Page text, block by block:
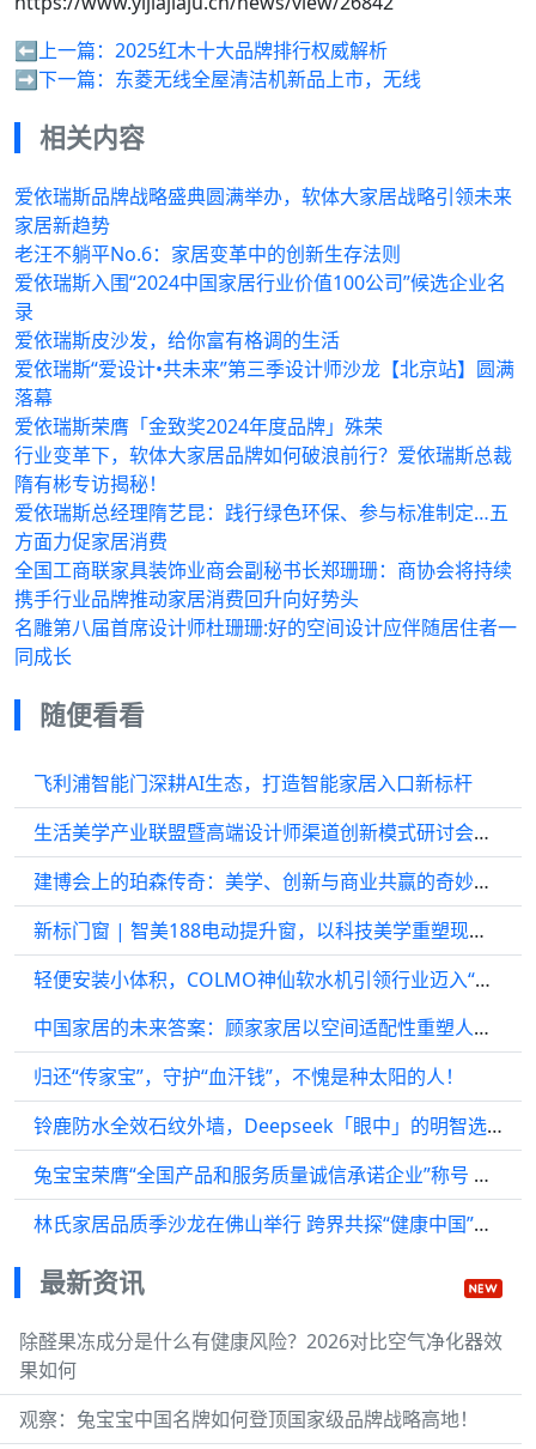
⬅️上一篇： 2025红木十大品牌排行权威解析
➡️下一篇： 东菱无线全屋清洁机新品上市，无线
相关内容
爱依瑞斯品牌战略盛典圆满举办，软体大家居战略引领未来
家居新趋势
老汪不躺平No.6：家居变革中的创新生存法则
爱依瑞斯入围“2024中国家居行业价值100公司”候选企业名
录
爱依瑞斯皮沙发，给你富有格调的生活
爱依瑞斯“爱设计•共未来”第三季设计师沙龙【北京站】圆满
落幕
爱依瑞斯荣膺「金致奖2024年度品牌」殊荣
行业变革下，软体大家居品牌如何破浪前行？爱依瑞斯总裁
隋有彬专访揭秘！
爱依瑞斯总经理隋艺昆：践行绿色环保、参与标准制定…五
方面力促家居消费
全国工商联家具装饰业商会副秘书长郑珊珊：商协会将持续
携手行业品牌推动家居消费回升向好势头
名雕第八届首席设计师杜珊珊:好的空间设计应伴随居住者一
同成长
随便看看
飞利浦智能门深耕AI生态，打造智能家居入口新标杆
生活美学产业联盟暨高端设计师渠道创新模式研讨会圆满举行！
建博会上的珀森传奇：美学、创新与商业共赢的奇妙融合
新标门窗 | 智美188电动提升窗，以科技美学重塑现代人居体验
轻便安装小体积，COLMO神仙软水机引领行业迈入“免改柜”时代
中国家居的未来答案：顾家家居以空间适配性重塑人与空间的关系
归还“传家宝”，守护“血汗钱”，不愧是种太阳的人！
铃鹿防水全效石纹外墙，Deepseek「眼中」的明智选择！
兔宝宝荣膺“全国产品和服务质量诚信承诺企业”称号 以创新引领绿色家居新标杆
林氏家居品质季沙龙在佛山举行 跨界共探“健康中国”下的居家场景新价值
最新资讯
除醛果冻成分是什么有健康风险？2026对比空气净化器效
果如何
观察：兔宝宝中国名牌如何登顶国家级品牌战略高地！